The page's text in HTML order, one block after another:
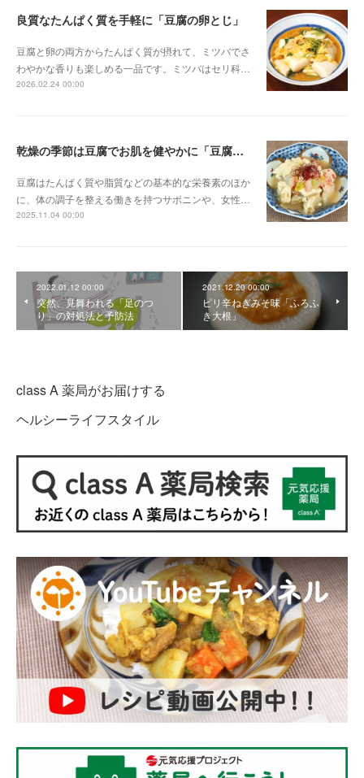
良質なたんぱく質を手軽に「豆腐の卵とじ」
豆腐と卵の両方からたんぱく質が摂れて、ミツバでさ
わやかな香りも楽しめる一品です。ミツバはセリ科…
2026.02.24 00:00
乾燥の季節は豆腐でお肌を健やかに「豆腐とカニカマのスープ煮」
豆腐はたんぱく質や脂質などの基本的な栄養素のほか
に、体の調子を整える働きを持つサポニンや、女性…
2025.11.04 00:00
2022.01.12 00:00
突然、見舞われる「足のつ
り」の対処法と予防法
2021.12.20 00:00
ピリ辛ねぎみそ味「ふろふ
き大根」
class A 薬局がお届けする
ヘルシーライフスタイル